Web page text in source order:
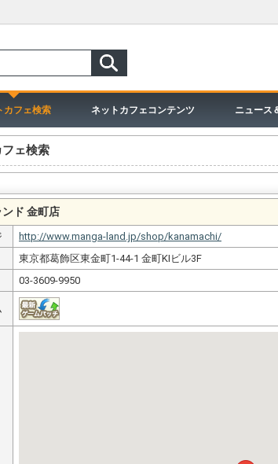
カフェ検索 ネットカフェコンテンツ ニュース
ェ検索
ンド 金町店
http://www.manga-land.jp/shop/kanamachi/
東京都葛飾区東金町1-44-1 金町KIビル3F
03-3609-9950